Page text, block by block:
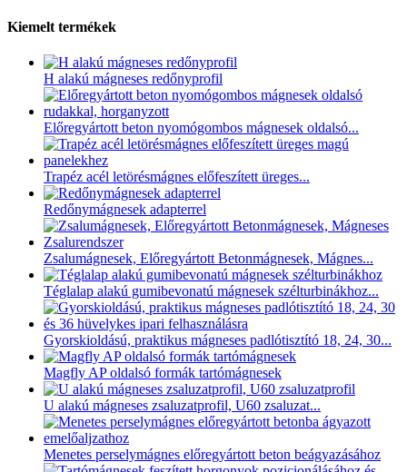
Kiemelt termékek
H alakú mágneses redőnyprofil
Előregyártott beton nyomógombos mágnesek oldalsó...
Trapéz acél letörésmágnes előfeszített üreges...
Redőnymágnesek adapterrel
Zsalumágnesek, Előregyártott Betonmágnesek, Mágnes...
Téglalap alakú gumibevonatú mágnesek szélturbinákhoz...
Gyorskioldású, praktikus mágneses padlótisztító 18, 24, 30...
Magfly AP oldalsó formák tartómágnesek
U alakú mágneses zsaluzatprofil, U60 zsaluzat...
Menetes perselymágnes előregyártott beton beágyazásához